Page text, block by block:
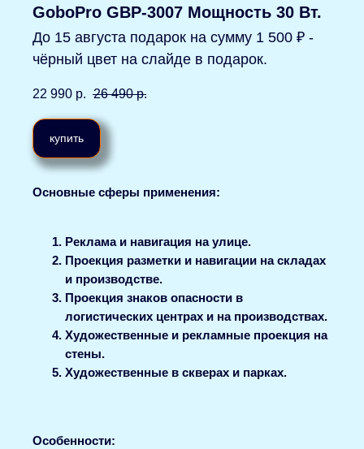
GoboPro GBP-3007 Мощность 30 Вт.
До 15 августа подарок на сумму 1 500 ₽ -
чёрный цвет на слайде в подарок.
22 990 р. 26 490 р.
купить
Основные сферы применения:
Реклама и навигация на улице.
Проекция разметки и навигации на складах
и производстве.
Проекция знаков опасности в
логистических центрах и на производствах.
Художественные и рекламные проекция на
стены.
Художественные в скверах и парках.
Особенности: